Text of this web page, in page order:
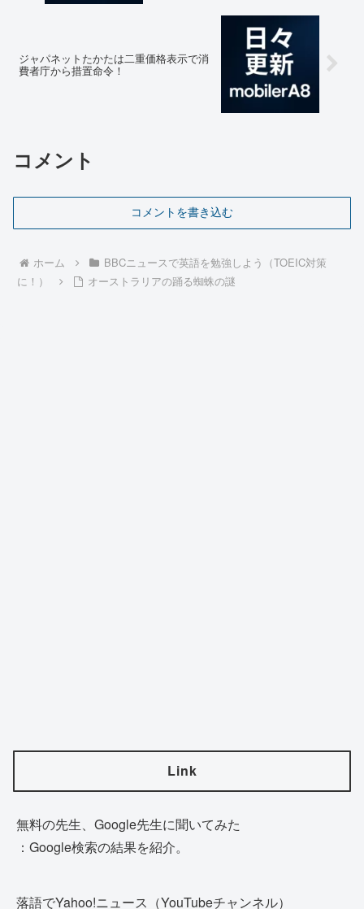
ジャパネットたかたは二重価格表示で消
費者庁から措置命令！
コメント
コメントを書き込む
ホーム
BBCニュースで英語を勉強しよう（TOEIC対策
に！）
オーストラリアの踊る蜘蛛の謎
Link
無料の先生、Google先生に聞いてみた
：Google検索の結果を紹介。
落語でYahoo!ニュース（YouTubeチャンネル）